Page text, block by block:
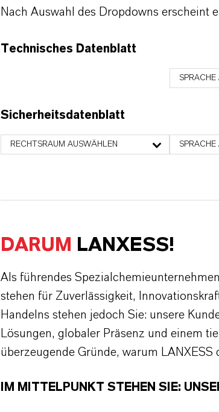
Nach Auswahl des Dropdowns erscheint
Technisches Datenblatt
SPRACHE
Sicherheitsdatenblatt
RECHTSRAUM AUSWÄHLEN SPRACHE
DARUM LANXESS!
Als führendes
stehen für Zuverlässigkeit,
Handelns stehen jedoch Sie: unsere
Lösungen, globaler Präsenz und einem
überzeugende Gründe, warum
IM MITTELPUNKT STEHEN SIE: